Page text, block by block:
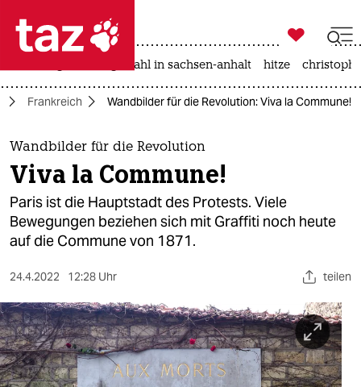
 taz zahl ich
taz zahl ich
themen
politik
öko
sport
berlin

taz zahl ich
landtagswahl in sachsen-anhalt hitze
Frankreich Wandbilder für die Revolution: Viva la Commune!
Wandbilder für die Revolution
Viva la Commune!
Paris ist die Hauptstadt des Protests. Viele
Bewegungen beziehen sich mit Graffiti noch heute
auf die Commune von 1871.
24.4.2022 12:28 Uhr teilen